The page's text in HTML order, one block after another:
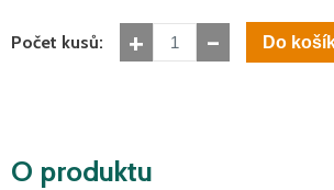
Počet kusů: + -
O produktu